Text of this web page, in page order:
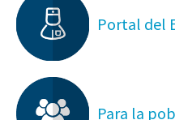
Portal del
Para la